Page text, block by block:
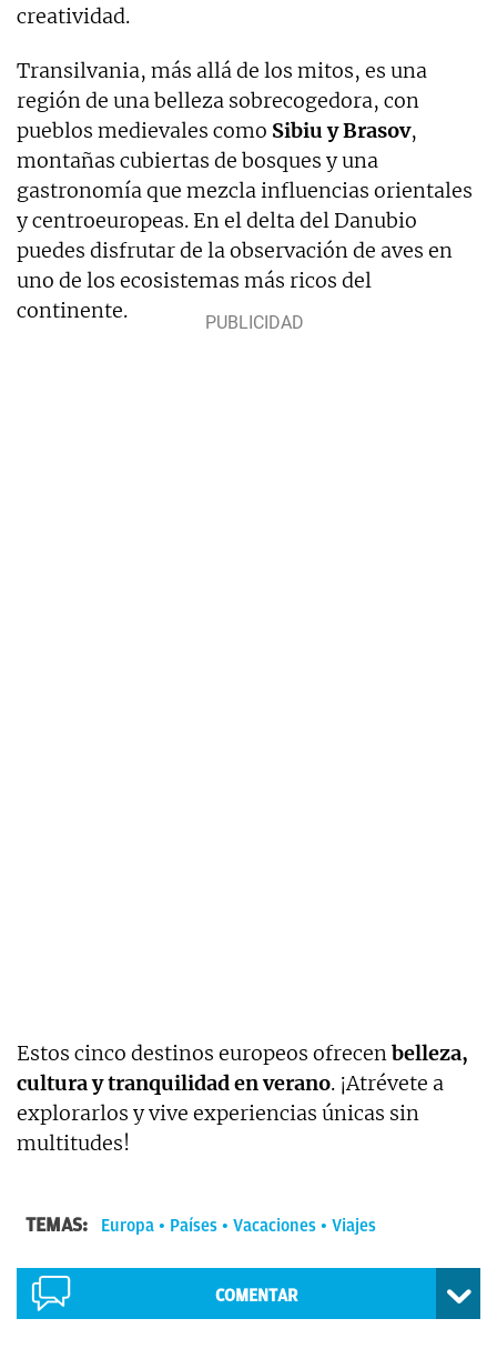
creatividad.
Transilvania, más allá de los mitos, es una
región de una belleza sobrecogedora, con
pueblos medievales como Sibiu y Brasov,
montañas cubiertas de bosques y una
gastronomía que mezcla influencias orientales
y centroeuropeas. En el delta del Danubio
puedes disfrutar de la observación de aves en
uno de los ecosistemas más ricos del
continente.
Estos cinco destinos europeos ofrecenbelleza,
cultura y tranquilidad en verano. ¡Atrévete a
explorarlos y vive experiencias únicas sin
multitudes!
TEMAS: Europa Países Vacaciones Viajes
COMENTAR